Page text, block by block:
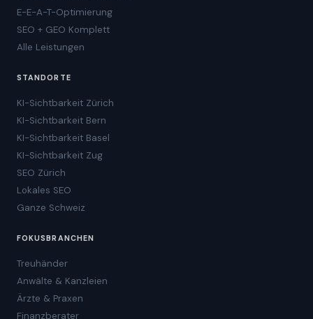
E-E-A-T-Optimierung
SEO + GEO Komplett
Alle Leistungen
STANDORTE
KI-Sichtbarkeit Zürich
KI-Sichtbarkeit Bern
KI-Sichtbarkeit Basel
KI-Sichtbarkeit Zug
SEO Zürich
Lokales SEO
Ganze Schweiz
FOKUSBRANCHEN
Treuhänder
Anwälte & Kanzleien
Ärzte & Praxen
Finanzberater